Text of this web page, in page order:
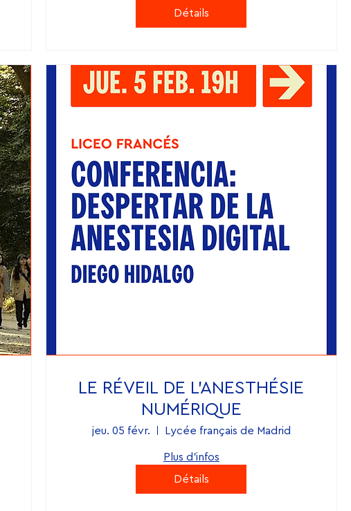
Détails
LE RÉVEIL DE L'ANESTHÉSIE
NUMÉRIQUE
jeu. 05 févr. Lycée français de Madrid
Plus d'infos
Détails